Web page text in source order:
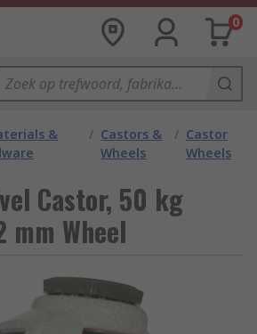
0
&
/ Castors &
Wheels
/ Castor
Wheels
Castor, 50 kg
mm Wheel